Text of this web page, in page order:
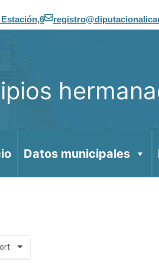
Datos municipales